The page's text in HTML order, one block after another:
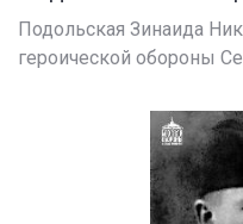
Подольская Зинаида
героической обороны